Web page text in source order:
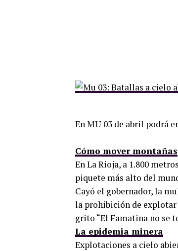
En MU 03 de abril podrá
Cómo mover montañas
En La Rioja, a 1.800
piquete más alto del
Cayó el gobernador, la
la prohibición de explotar
grito “El Famatina no se
La epidemia minera
Explotaciones a cielo